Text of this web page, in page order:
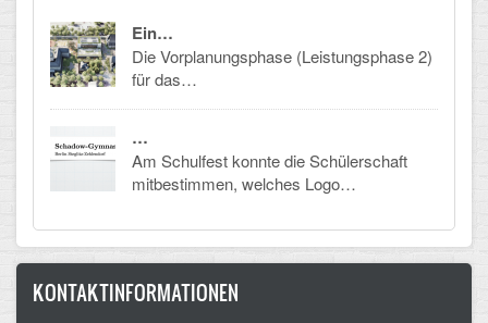
Ein…
Die Vorplanungsphase (Leistungsphase 2)
für das…
…
Am Schulfest konnte die Schülerschaft
mitbestimmen, welches Logo…
KONTAKTINFORMATIONEN